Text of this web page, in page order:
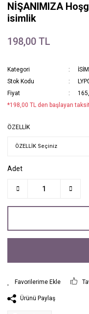
NİŞANIMIZA
isimlik
198,00 TL
Kategori
Stok Kodu
Fiyat
*198,00 TL den başlayan
ÖZELLİK
Adet
Ürünü Paylaş